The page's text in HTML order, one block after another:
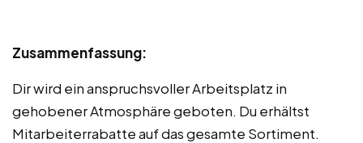
Zusammenfassung:
Dir wird ein anspruchsvoller Arbeitsplatz in
gehobener Atmosphäre geboten. Du erhältst
Mitarbeiterrabatte auf das gesamte Sortiment.